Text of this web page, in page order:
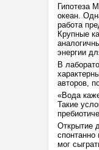
Гипотеза
океан.
работа
Крупные
энергии
В
авторов,
«Вода
Такие
Открытие
мог